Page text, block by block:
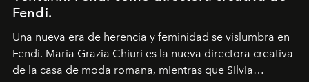
Fendi.
Una nueva era de herencia y feminidad se vislumbra en
Fendi. Maria Grazia Chiuri es la nueva directora creativa
de la casa de moda romana, mientras que Silvia